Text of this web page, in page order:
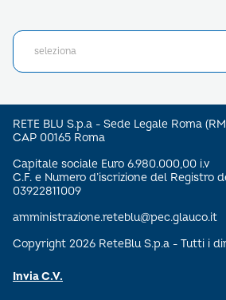
RETE BLU S.p.a - Sede Legale Roma
CAP 00165 Roma
Capitale sociale Euro 6.980.000,00 i.v
C.F. e Numero d’iscrizione del Registro
03922811009
amministrazione.reteblu@pec.glauco.it
Copyright 2026 ReteBlu S.p.a - Tutti i
Invia C.V.